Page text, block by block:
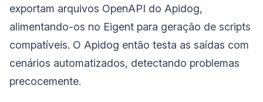
exportam arquivos OpenAPI do Apidog,
alimentando-os no Eigent para geração de scripts
compatíveis. O Apidog então testa as saídas com
cenários automatizados, detectando problemas
precocemente.